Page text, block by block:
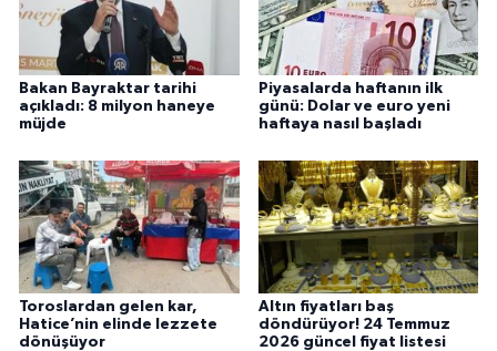
Bakan Bayraktar tarihi
açıkladı: 8 milyon haneye
müjde
Piyasalarda haftanın ilk
günü: Dolar ve euro yeni
haftaya nasıl başladı
Toroslardan gelen kar,
Hatice’nin elinde lezzete
dönüşüyor
Altın fiyatları baş
döndürüyor! 24 Temmuz
2026 güncel fiyat listesi